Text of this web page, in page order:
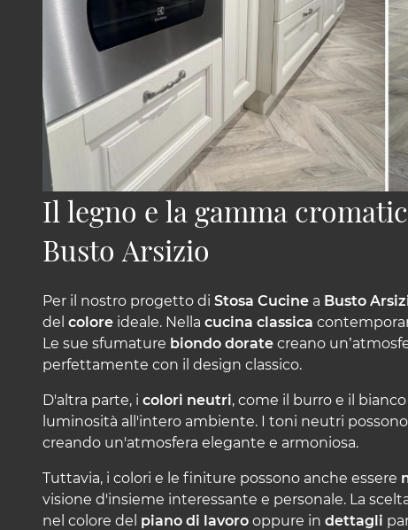
Il legno e la gamma
Busto Arsizio
Per il nostro progetto di Stosa Cucine a Busto
del colore ideale. Nella cucina classica
Le sue sfumature biondo dorate creano
perfettamente con il design classico.
D'altra parte, i colori neutri, come il burro e il
luminosità all'intero ambiente. I toni neutri
creando un'atmosfera elegante e armoniosa.
Tuttavia, i colori e le finiture possono anche essere
visione d'insieme interessante e personale. La
nel colore del piano di lavoro oppure in dettagli